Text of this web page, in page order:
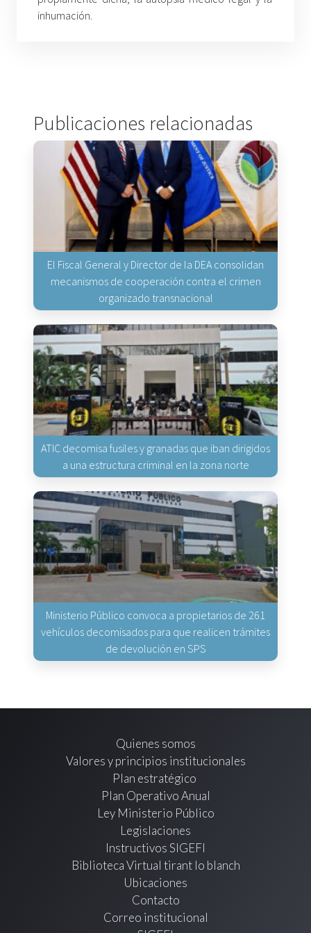
inhumación.
Publicaciones relacionadas
El Fiscal General y Director de la DEA consolidan
mecanismos de cooperación contra el crimen
organizado transnacional
ATIC decomisa fusiles y granadas que iban dirigidos
a una estructura criminal en la zona norte
Ministerio Público convoca a propietarios de 261
vehículos decomisados para que realicen trámites
de devolución en SPS
Quienes somos
Valores y principios institucionales
Plan estratégico
Plan Operativo Anual
Ley Ministerio Público
Legislaciones
Instructivos SIGEFI
Biblioteca Virtual tirant lo blanch
Ubicaciones
Contacto
Correo institucional